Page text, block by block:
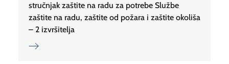
stručnjak zaštite na radu za potrebe Službe
zaštite na radu, zaštite od požara i zaštite okoliša
– 2 izvršitelja